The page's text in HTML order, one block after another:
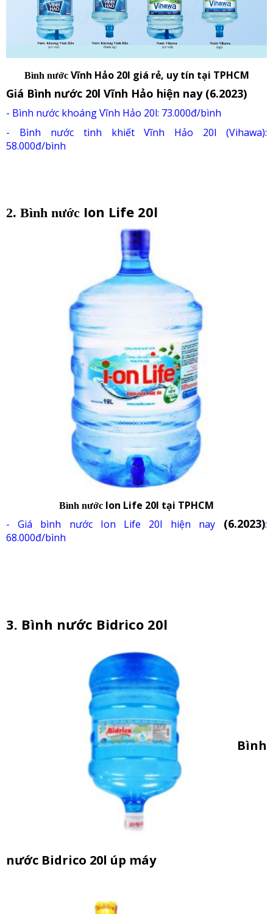
Bình nước Vĩnh Hảo 20l giá rẻ, uy tín tại TPHCM
Giá Bình nước 20l Vĩnh Hảo hiện nay (6.2023)
- Bình nước khoáng Vĩnh Hảo 20l: 73.000đ/bình
- Bình nước tinh khiết Vĩnh Hảo 20l (Vihawa):
58.000đ/bình
2. Bình nước Ion Life 20l
Bình nước Ion Life 20l tại TPHCM
- Giá bình nước Ion Life 20l hiện nay (6.2023):
68.000đ/bình
3. Bình nước Bidrico 20l
Bình
nước Bidrico 20l úp máy